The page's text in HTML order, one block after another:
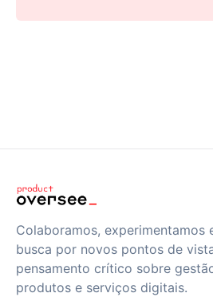
Colaboramos, experimentamos
busca por novos pontos de
pensamento crítico sobre
produtos e serviços digitais.